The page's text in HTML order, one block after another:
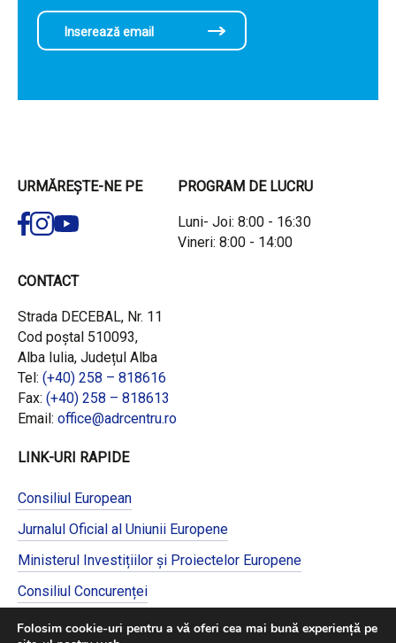
URMĂREȘTE-NE PE PROGRAM DE LUCRU
Luni- Joi: 8:00 - 16:30
Vineri: 8:00 - 14:00
CONTACT
Strada DECEBAL, Nr. 11
Cod poștal 510093,
Alba Iulia, Județul Alba
Tel: (+40) 258 – 818616
Fax: (+40) 258 – 818613
Email: office@adrcentru.ro
LINK-URI RAPIDE
Consiliul European
Jurnalul Oficial al Uniunii Europene
Ministerul Investițiilor și Proiectelor Europene
Consiliul Concurenței
programe cofinanțate de Uniunea Europeană,
Folosim cookie-uri pentru a vă oferi cea mai bună experiență pe